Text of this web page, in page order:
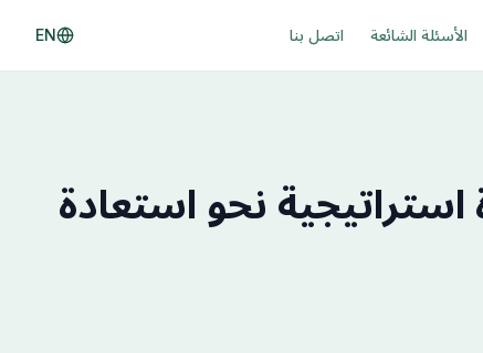
الأسئلة الشائعة اتصل بنا EN
نحو استعادة